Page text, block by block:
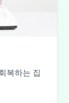
복하는 집